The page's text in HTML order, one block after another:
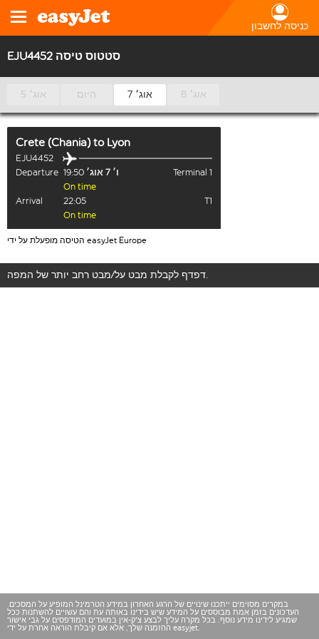
כניסה לחשבון
EJU4452 סטטוס טיסה
5 אוג׳ היום 7 אוג׳ 8 אוג׳
Crete (Chania)to Lyon
EJU4452
Departure 19:50 ו׳ 7 אוג׳
Terminal 1
On time
Arrival
22:05
T1
On time
הטיסה מופעלת על ידי easyJet Europe
דפדף לקבלת מבט על/מבט רחב יותר של המפה.
במקרים מסוימים ייתכנו שינויים של הרגע האחרון במידע הטרמינל המופיע על המסכים.
העדכונים בזמן אמת מבוססים על המידע שיש בידינו באותה עת והם עשויים להשתנות ככל
שמגיע לידינו מידע נוסף. בכל מקרה עליך לבצע צ'ק-אין במועדים המודפסים על גבי אישור
ההזמנה שלך, אלא אם קיבלת הוראה אחרת על ידי easyjet.